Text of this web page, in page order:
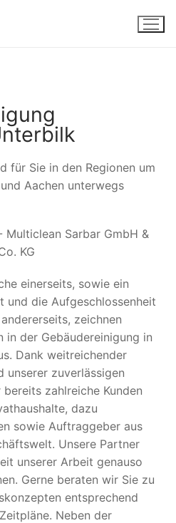
für Sie in den Regionen um
Aachen unterwegs
einerseits, sowie ein
und die Aufgeschlossenheit
zeichnen
in der Gebäudereinigung in
Dank weitreichender
unserer zuverlässigen
zahlreiche Kunden
dazu
sowie Auftraggeber aus
Unsere Partner
unserer Arbeit genauso
Gerne beraten wir Sie zu
entsprechend
Neben der